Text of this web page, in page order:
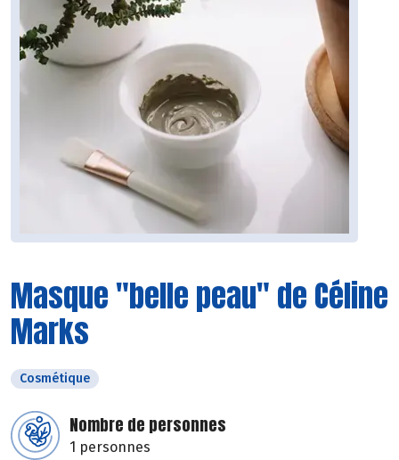
Masque "belle peau" de Céline
Marks
Cosmétique
Nombre de personnes
1 personnes